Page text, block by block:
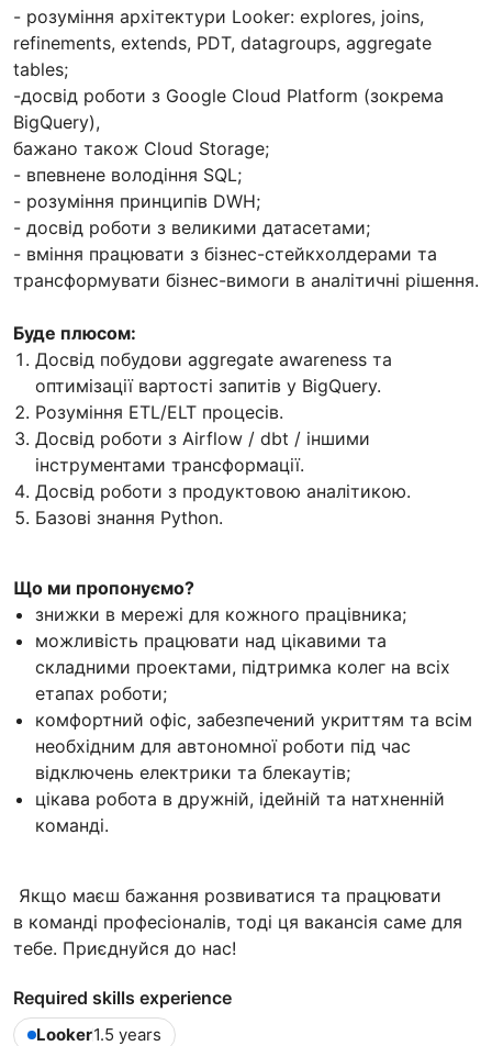
- розуміння архітектури Looker: explores, joins,
refinements, extends, PDT, datagroups, aggregate
tables;
-досвід роботи з Google Cloud Platform (зокрема
BigQuery),
бажано також Cloud Storage;
- впевнене володіння SQL;
- розуміння принципів DWH;
- досвід роботи з великими датасетами;
- вміння працювати з бізнес-стейкхолдерами та
трансформувати бізнес-вимоги в аналітичні рішення.
Буде плюсом:
Досвід побудови aggregate awareness та
оптимізації вартості запитів у BigQuery.
Розуміння ETL/ELT процесів.
Досвід роботи з Airflow / dbt / іншими
інструментами трансформації.
Досвід роботи з продуктовою аналітикою.
Базові знання Python.
Що ми пропонуємо?
знижки в мережі для кожного працівника;
можливість працювати над цікавими та
складними проектами, підтримка колег на всіх
етапах роботи;
комфортний офіс, забезпечений укриттям та всім
необхідним для автономної роботи під час
відключень електрики та блекаутів;
цікава робота в дружній, ідейній та натхненній
команді.
Якщо маєш бажання розвиватися та працювати
в команді професіоналів, тоді ця вакансія саме для
тебе. Приєднуйся до нас!
Required skills experience
Looker1.5 years